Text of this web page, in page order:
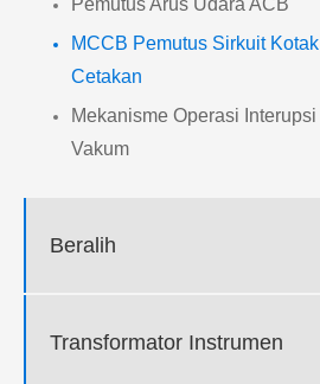
Pemutus Arus Udara ACB
MCCB Pemutus Sirkuit Kotak
Cetakan
Mekanisme Operasi Interupsi
Vakum
Beralih
Transformator Instrumen